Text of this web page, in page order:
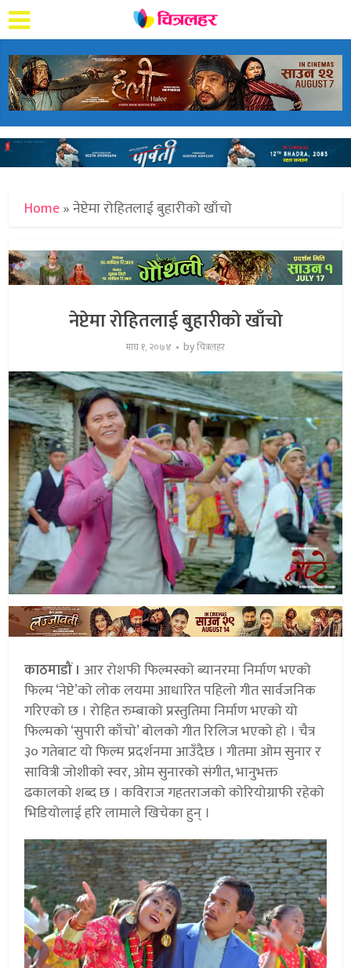
Home»नेप्टेमा रोहितलाई बुहारीको खाँचो
नेप्टेमा रोहितलाई बुहारीको खाँचो
माघ १, २०७४ byचित्रलहर
काठमाडौं । आर रोशफी फिल्मस्को ब्यानरमा निर्माण भएको
फिल्म ‘नेप्टे’को लोक लयमा आधारित पहिलो गीत सार्वजनिक
गरिएको छ । रोहित रुम्बाको प्रस्तुतिमा निर्माण भएको यो
फिल्मको ‘सुपारी काँचो’ बोलको गीत रिलिज भएको हो । चैत्र
३० गतेबाट यो फिल्म प्रदर्शनमा आउँदैछ । गीतमा ओम सुनार र
सावित्री जोशीको स्वर, ओम सुनारको संगीत, भानुभक्त
ढकालको शब्द छ । कविराज गहतराजको कोरियोग्राफी रहेको
भिडियोलाई हरि लामाले खिचेका हुन् ।